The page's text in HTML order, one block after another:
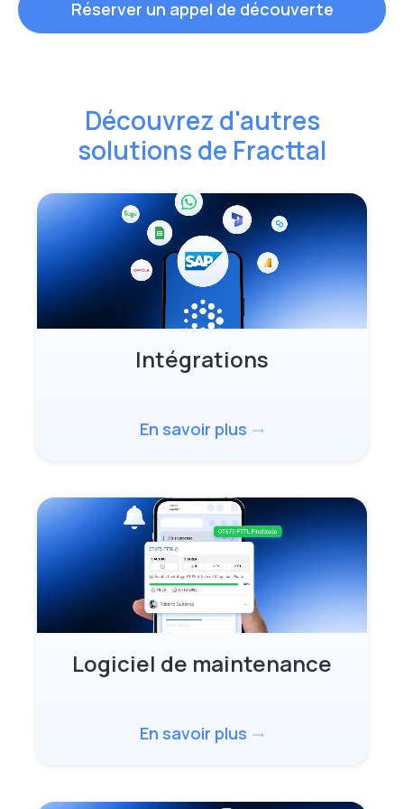
Réserver un appel de découverte
Découvrez d'autres
solutions de Fracttal
Intégrations
En savoir plus trending_flat
Logiciel de maintenance
En savoir plus trending_flat